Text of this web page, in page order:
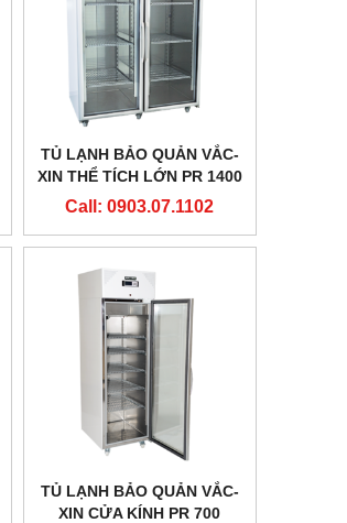
TỦ LẠNH BẢO QUẢN VẮC-
XIN THỂ TÍCH LỚN PR 1400
HÃNG ARCTIKO - ĐAN
Call: 0903.07.1102
TỦ LẠNH BẢO QUẢN VẮC-
XIN CỬA KÍNH PR 700